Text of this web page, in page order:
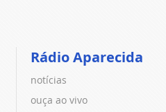
Rádio Aparecida
notícias
ouça ao vivo